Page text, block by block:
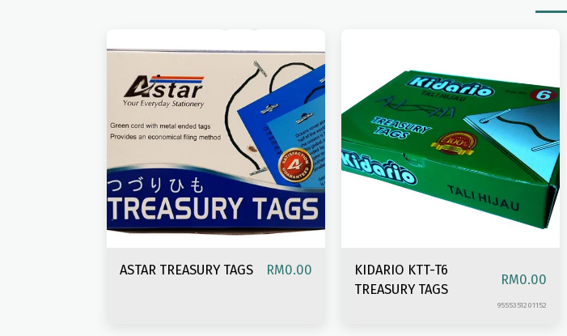
ASTAR TREASURY TAGS RM0.00
KIDARIO KTT-T6
TREASURY TAGS
RM0.00
9555351201152